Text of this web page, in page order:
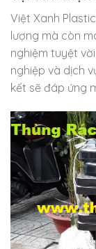
Việt Xanh
lượng mà còn
nghiệm tuyệt
nghiệp và dịch
kết sẽ đáp ứng